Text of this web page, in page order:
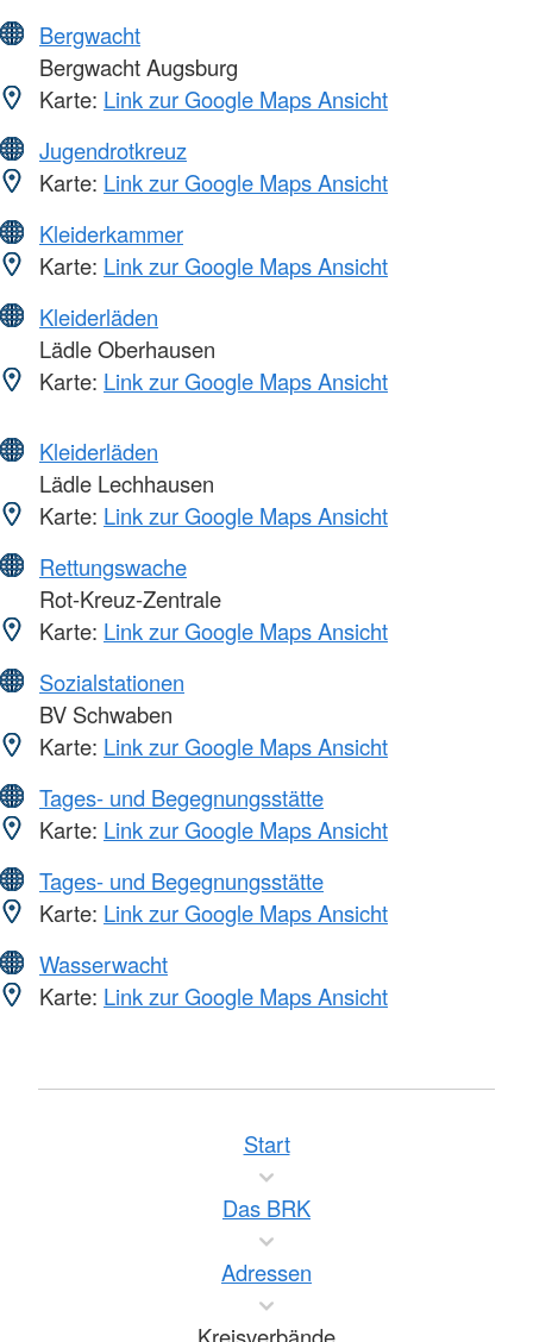
Bergwacht
Bergwacht Augsburg
Karte: Link zur Google Maps Ansicht
Jugendrotkreuz
Karte: Link zur Google Maps Ansicht
Kleiderkammer
Karte: Link zur Google Maps Ansicht
Kleiderläden
Lädle Oberhausen
Karte: Link zur Google Maps Ansicht
Kleiderläden
Lädle Lechhausen
Karte: Link zur Google Maps Ansicht
Rettungswache
Rot-Kreuz-Zentrale
Karte: Link zur Google Maps Ansicht
Sozialstationen
BV Schwaben
Karte: Link zur Google Maps Ansicht
Tages- und Begegnungsstätte
Karte: Link zur Google Maps Ansicht
Tages- und Begegnungsstätte
Karte: Link zur Google Maps Ansicht
Wasserwacht
Karte: Link zur Google Maps Ansicht
Start
Das BRK
Adressen